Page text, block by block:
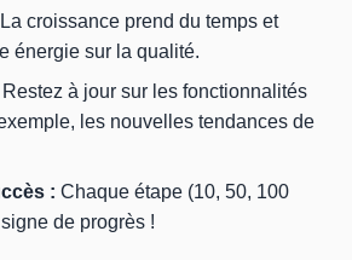
La croissance prend du temps et
énergie sur la qualité.
Restez à jour sur les fonctionnalités
les nouvelles tendances de
: Chaque étape (10, 50, 100
de progrès !